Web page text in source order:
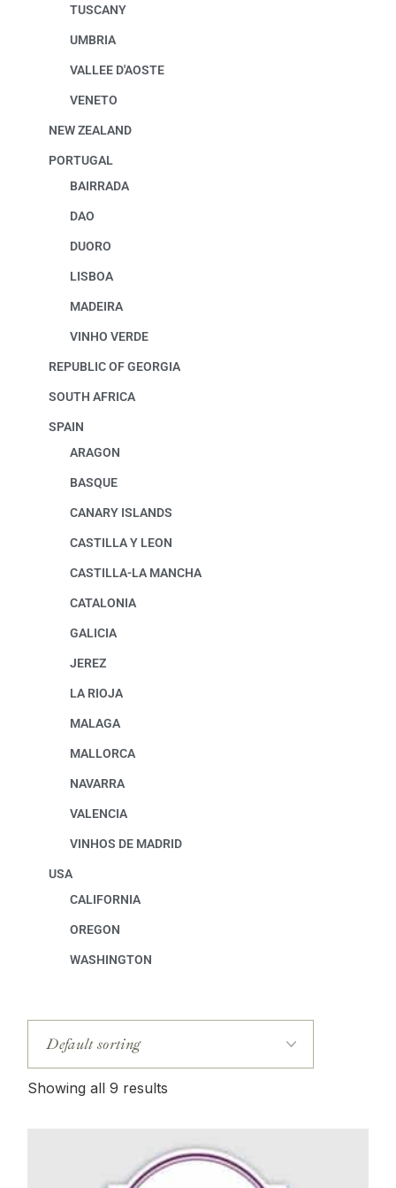
TUSCANY
UMBRIA
VALLEE D'AOSTE
VENETO
NEW ZEALAND
PORTUGAL
BAIRRADA
DAO
DUORO
LISBOA
MADEIRA
VINHO VERDE
REPUBLIC OF GEORGIA
SOUTH AFRICA
SPAIN
ARAGON
BASQUE
CANARY ISLANDS
CASTILLA Y LEON
CASTILLA-LA MANCHA
CATALONIA
GALICIA
JEREZ
LA RIOJA
MALAGA
MALLORCA
NAVARRA
VALENCIA
VINHOS DE MADRID
USA
CALIFORNIA
OREGON
WASHINGTON
Showing all 9 results